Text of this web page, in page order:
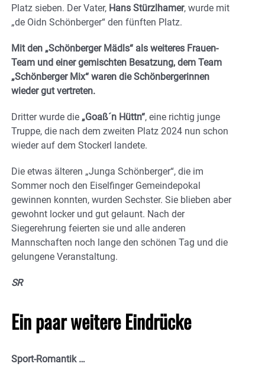
Platz sieben. Der Vater, Hans Stürzlhamer, wurde mit
„de Oidn Schönberger“ den fünften Platz.
Mit den „Schönberger Mädls“ als weiteres Frauen-
Team und einer gemischten Besatzung, dem Team
„Schönberger Mix“ waren die Schönbergerinnen
wieder gut vertreten.
Dritter wurde die „Goaß´n Hüttn“, eine richtig junge
Truppe, die nach dem zweiten Platz 2024 nun schon
wieder auf dem Stockerl landete.
Die etwas älteren „Junga Schönberger“, die im
Sommer noch den Eiselfinger Gemeindepokal
gewinnen konnten, wurden Sechster. Sie blieben aber
gewohnt locker und gut gelaunt. Nach der
Siegerehrung feierten sie und alle anderen
Mannschaften noch lange den schönen Tag und die
gelungene Veranstaltung.
SR
Ein paar weitere Eindrücke
Sport-Romantik …